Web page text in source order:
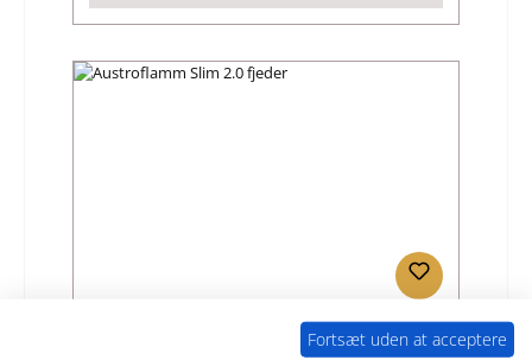
Austroflamm Slim 2.0 fjeder
Fortsæt uden at acceptere